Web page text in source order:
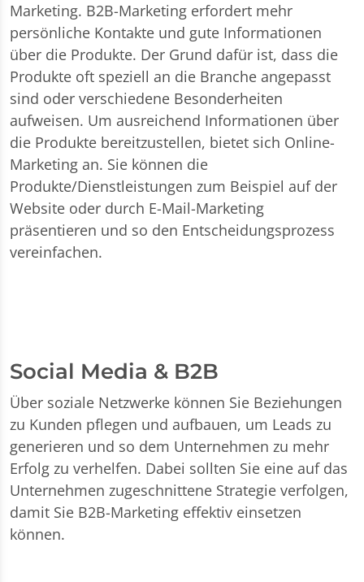
Marketing. B2B-Marketing erfordert mehr
persönliche Kontakte und gute Informationen
über die Produkte. Der Grund dafür ist, dass die
Produkte oft speziell an die Branche angepasst
sind oder verschiedene Besonderheiten
aufweisen. Um ausreichend Informationen über
die Produkte bereitzustellen, bietet sich Online-
Marketing an. Sie können die
Produkte/Dienstleistungen zum Beispiel auf der
Website oder durch E-Mail-Marketing
präsentieren und so den Entscheidungsprozess
vereinfachen.
Social Media & B2B
Über soziale Netzwerke können Sie Beziehungen
zu Kunden pflegen und aufbauen, um Leads zu
generieren und so dem Unternehmen zu mehr
Erfolg zu verhelfen. Dabei sollten Sie eine auf das
Unternehmen zugeschnittene Strategie verfolgen,
damit Sie B2B-Marketing effektiv einsetzen
können.